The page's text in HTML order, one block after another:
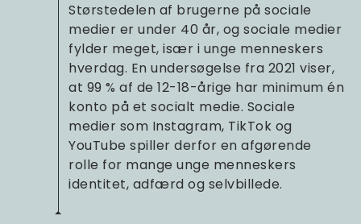
Størstedelen af brugerne på sociale
medier er under 40 år, og sociale medier
fylder meget, især i unge menneskers
hverdag. En undersøgelse fra 2021 viser,
at 99 % af de 12-18-årige har minimum én
konto på et socialt medie. Sociale
medier som Instagram, TikTok og
YouTube spiller derfor en afgørende
rolle for mange unge menneskers
identitet, adfærd og selvbillede.